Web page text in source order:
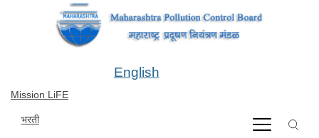
Mission LiFE
भरती
English